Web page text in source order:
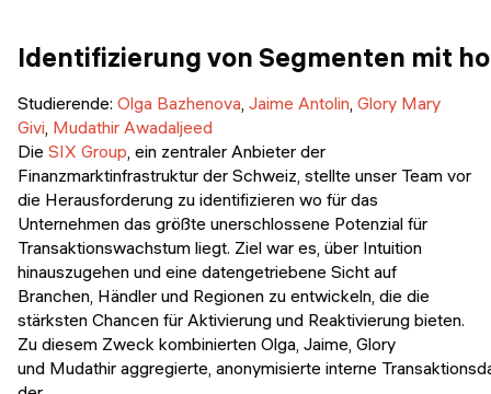
Identifizierung von Segmenten mit
Studierende: Olga Bazhenova, Jaime Antolin, Glory Mary
Givi, Mudathir Awadaljeed
Die SIX Group, ein zentraler Anbieter der
Finanzmarktinfrastruktur der Schweiz, stellte unser Team vor
die Herausforderung zu identifizieren wo für das
Unternehmen das größte unerschlossene Potenzial für
Transaktionswachstum liegt. Ziel war es, über Intuition
hinauszugehen und eine datengetriebene Sicht auf
Branchen, Händler und Regionen zu entwickeln, die die
stärksten Chancen für Aktivierung und Reaktivierung bieten.
Zu diesem Zweck kombinierten Olga, Jaime, Glory
und Mudathir aggregierte, anonymisierte interne